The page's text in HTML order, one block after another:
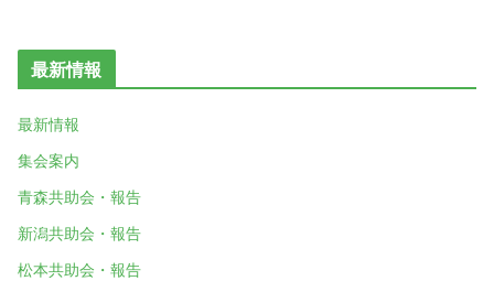
最新情報
最新情報
集会案内
青森共助会・報告
新潟共助会・報告
松本共助会・報告